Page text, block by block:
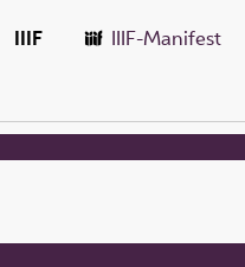
IIIF
IIIF-Manifest